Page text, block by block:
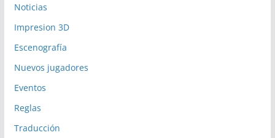
Noticias
Impresion 3D
Escenografía
Nuevos jugadores
Eventos
Reglas
Traducción